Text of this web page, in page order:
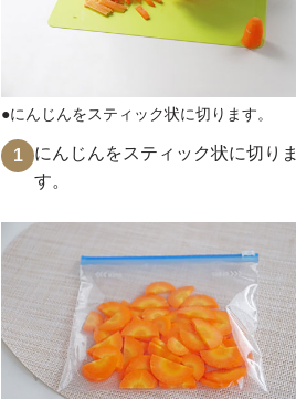
●にんじんをスティック状に切ります。
1
にんじんをスティック状に切りま
す。